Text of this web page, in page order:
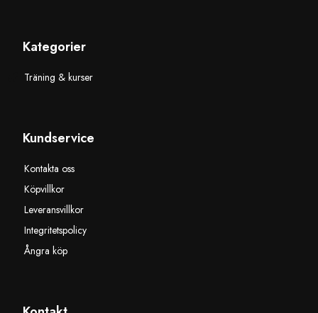
Kategorier
Träning & kurser
Kundservice
Kontakta oss
Köpvillkor
Leveransvillkor
Integritetspolicy
Ångra köp